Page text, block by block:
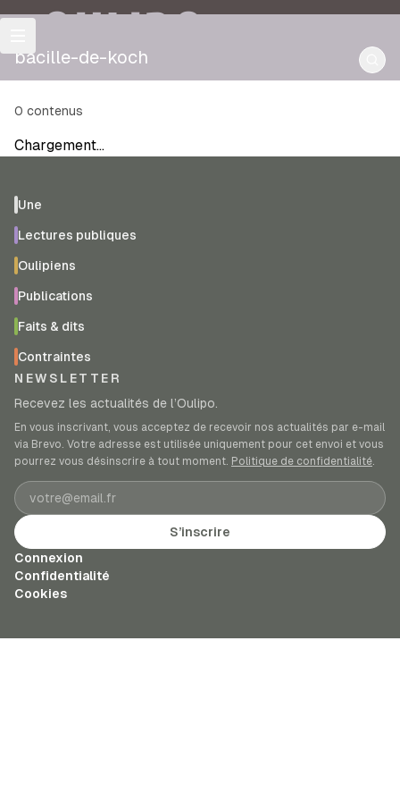
OULIPO
bacille-de-koch
0 contenus
Chargement…
Une
Lectures publiques
Oulipiens
Publications
Faits & dits
Contraintes
NEWSLETTER
Recevez les actualités de l’Oulipo.
En vous inscrivant, vous acceptez de recevoir nos actualités par e-mail
via Brevo. Votre adresse est utilisée uniquement pour cet envoi et vous
pourrez vous désinscrire à tout moment. Politique de confidentialité.
Adresse e-mail
S’inscrire
Connexion
Confidentialité
Cookies